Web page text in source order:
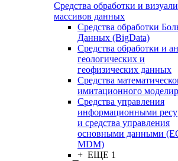
Средства обработки и
массивов данных
Средства обработки
Данных (BigData)
Средства обработки и
геологических и
геофизических данных
Средства
имитационного
Средства управления
информационными
и средства управления
основными данными
MDM)
+ ЕЩЕ 1